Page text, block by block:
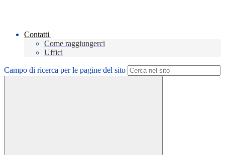
Contatti
Come raggiungerci
Uffici
Campo di ricerca per le pagine del sito